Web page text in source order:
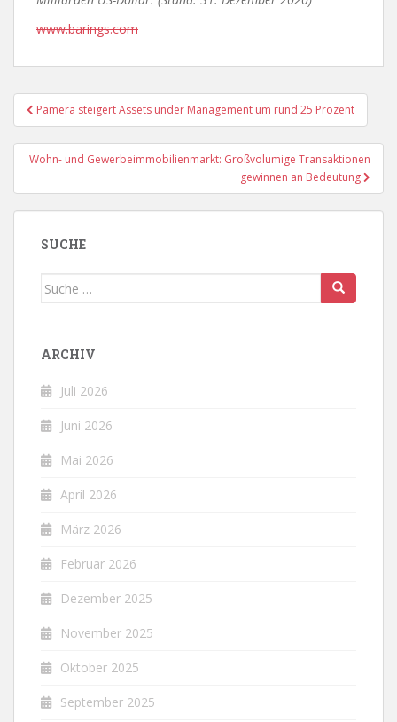
www.barings.com
Beitragsnavigation
Pamera steigert Assets under Management um rund 25 Prozent
Wohn- und Gewerbeimmobilienmarkt: Großvolumige Transaktionen
gewinnen an Bedeutung
SUCHE
Suche
ARCHIV
Juli 2026
Juni 2026
Mai 2026
April 2026
März 2026
Februar 2026
Dezember 2025
November 2025
Oktober 2025
September 2025